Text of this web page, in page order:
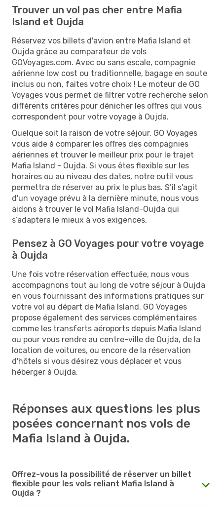
Trouver un vol pas cher entre Mafia
Island et Oujda
Réservez vos billets d'avion entre Mafia Island et
Oujda grâce au comparateur de vols
GOVoyages.com. Avec ou sans escale, compagnie
aérienne low cost ou traditionnelle, bagage en soute
inclus ou non, faites votre choix ! Le moteur de GO
Voyages vous permet de filtrer votre recherche selon
différents critères pour dénicher les offres qui vous
correspondent pour votre voyage à Oujda.
Quelque soit la raison de votre séjour, GO Voyages
vous aide à comparer les offres des compagnies
aériennes et trouver le meilleur prix pour le trajet
Mafia Island - Oujda. Si vous êtes flexible sur les
horaires ou au niveau des dates, notre outil vous
permettra de réserver au prix le plus bas. S’il s'agit
d'un voyage prévu à la dernière minute, nous vous
aidons à trouver le vol Mafia Island-Oujda qui
s’adaptera le mieux à vos exigences.
Pensez à GO Voyages pour votre voyage
à Oujda
Une fois votre réservation effectuée, nous vous
accompagnons tout au long de votre séjour à Oujda
en vous fournissant des informations pratiques sur
votre vol au départ de Mafia Island. GO Voyages
propose également des services complémentaires
comme les transferts aéroports depuis Mafia Island
ou pour vous rendre au centre-ville de Oujda, de la
location de voitures, ou encore de la réservation
d'hôtels si vous désirez vous déplacer et vous
héberger à Oujda.
Réponses aux questions les plus
posées concernant nos vols de
Mafia Island à Oujda.
Offrez-vous la possibilité de réserver un billet
flexible pour les vols reliant Mafia Island à
Oujda ?